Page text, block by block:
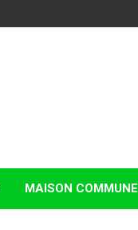
MAISON COMMUNE